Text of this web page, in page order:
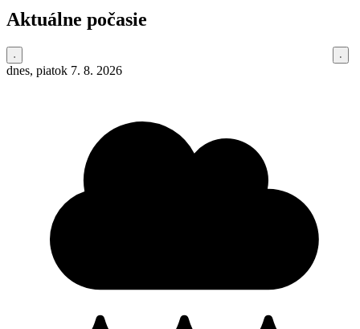
Aktuálne počasie
dnes, piatok 7. 8. 2026